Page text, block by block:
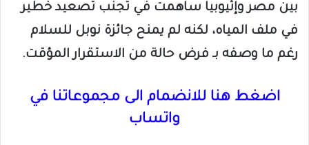
بين مصر وإثيوبيا ساهمت في تجنب تصعيد خطير
في ملف المياه، لكنه لم يمنح جائزة نوبل للسلام
رغم ما وصفه بـ فرض حالة من الاستقرار المؤقت.
اضغط هنا للانضمام الى مجموعاتنا في
واتساب